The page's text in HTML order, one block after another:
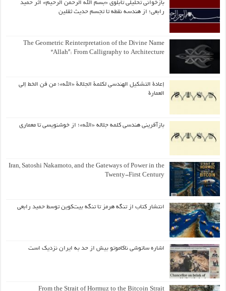
بازخوانی تحلیلی تابلوی «بسم الله الرحمن الرحیم» اثر حمید
رابعی؛ از هندسه نقطه تا تجسم حدیث ثقلین
The Geometric Reinterpretation of the Divine Name
“Allah”: From Calligraphy to Architecture
إعادة التشكيل الهندسي لكلمة الجلالة «الله»؛ من فن الخط إلى
العمارة
بازآفرینی هندسی کلمه جلاله «الله»؛ از خوشنویسی تا معماری
Iran, Satoshi Nakamoto, and the Gateways of Power in the
Twenty-First Century
انتشار کتاب از تنگه هرمز تا تنگه بیت‌کوین توسط حمید رابعی
اشاره ساتوشی ناکاموتو بیش از حد به ایران نزدیک است
From the Strait of Hormuz to the Bitcoin Strait